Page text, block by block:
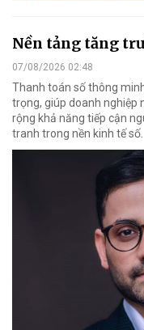
Nền tảng tăng
07/08/2026 02:48
Thanh toán số thông
trọng, giúp doanh nghiệp
rộng khả năng tiếp cận
tranh trong nền kinh tế số.